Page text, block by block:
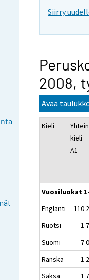
Siirry
2008,
Avaa
Kieli
kieli
A1
Vuosiluokat
Englanti
110
Ruotsi
1
Suomi
7
Ranska
1
Saksa
1